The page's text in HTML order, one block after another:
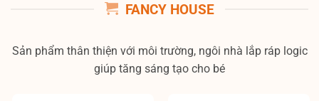
FANCY HOUSE
Sản phẩm thân thiện với môi trường, ngôi nhà lắp ráp logic
giúp tăng sáng tạo cho bé